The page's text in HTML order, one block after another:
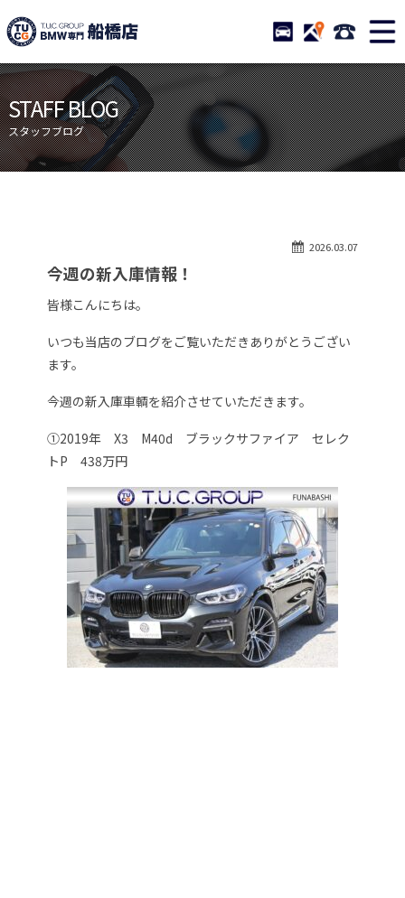
TUCグループ BMW専門 船
STOCK ACCESS 047-
ニュース
在庫リスト
目玉車両一覧
店舗紹介
保証＆サービス
アクセスマップ
自動車保険
STAFF BLOG
スタッフブログ
2026.03.07
今週の新入庫情報！
皆様こんにちは。
いつも当店のブログをご覧いただきありがとうござい
ます。
今週の新入庫車輌を紹介させていただきます。
➀2019年 X3 M40d ブラックサファイア セレク
トP 438万円